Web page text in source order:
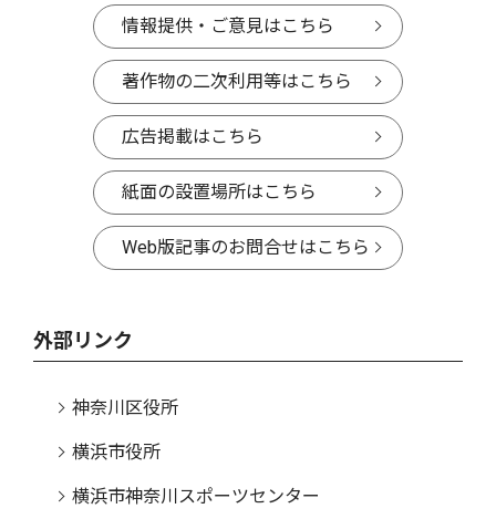
情報提供・ご意見はこちら
著作物の二次利用等はこちら
広告掲載はこちら
紙面の設置場所はこちら
Web版記事のお問合せはこちら
外部リンク
神奈川区役所
横浜市役所
横浜市神奈川スポーツセンター